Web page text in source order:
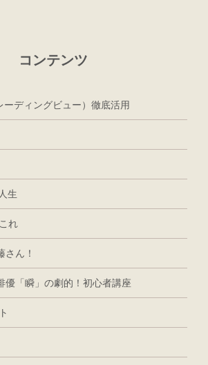
コンテンツ
ーディングビュー）徹底活用
生
れ
さん！
優「瞬」の劇的！初心者講座